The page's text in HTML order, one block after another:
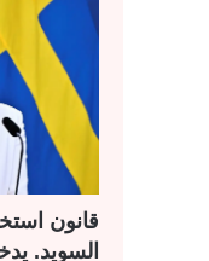
قانون
السويد. يدخل